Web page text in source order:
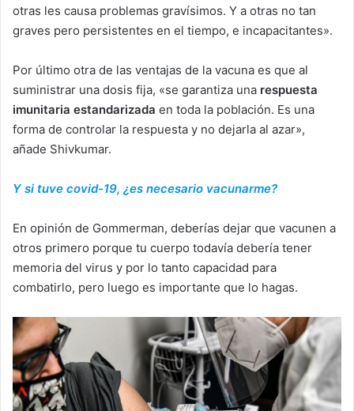
otras les causa problemas gravísimos. Y a otras no tan
graves pero persistentes en el tiempo, e incapacitantes».
Por último otra de las ventajas de la vacuna es que al
suministrar una dosis fija, «se garantiza una respuesta
imunitaria estandarizada en toda la población. Es una
forma de controlar la respuesta y no dejarla al azar»,
añade Shivkumar.
Y si tuve covid-19, ¿es necesario vacunarme?
En opinión de Gommerman, deberías dejar que vacunen a
otros primero porque tu cuerpo todavía debería tener
memoria del virus y por lo tanto capacidad para
combatirlo, pero luego es importante que lo hagas.